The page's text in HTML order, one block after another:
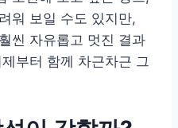
워 보일 수도 있지만,
씬 자유롭고 멋진 결과
부터 함께 차근차근 그